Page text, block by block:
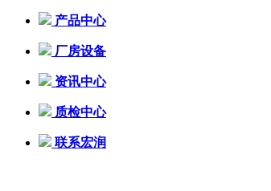
产品中心
厂房设备
资讯中心
质检中心
联系宏润